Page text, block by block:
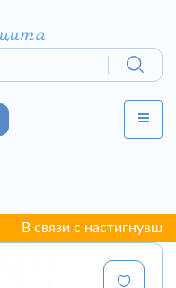
В связи с настигнувшей